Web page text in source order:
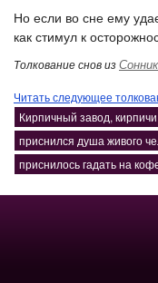
Но если во сне ему
как стимул к
Толкование снов из
Читать следующее
Кирпичный завод, кирпичи
приснился душа живого
приснилось гадать на